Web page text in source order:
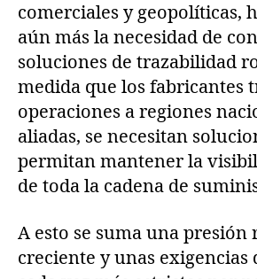
comerciales y geopolíticas,
aún más la necesidad de
soluciones de trazabilidad
medida que los fabricantes
operaciones a regiones
aliadas, se necesitan
permitan mantener la
de toda la cadena de
A esto se suma una
creciente y unas exigencias